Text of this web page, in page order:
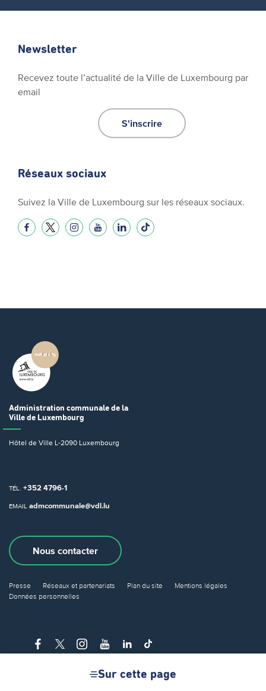
Sur cette page
Newsletter
Recevez toute l’actualité de la Ville de Luxembourg par
email
S'inscrire
Réseaux sociaux
Suivez la Ville de Luxembourg sur les réseaux sociaux.
Administration communale de la
Ville de Luxembourg
Hôtel de Ville L-2090 Luxembourg
TÉL. +352 4796-1
EMAIL admcommunale@vdl.lu
Nous contacter
Presse Réseaux et partenariats Plan du site
Mentions légales
Données personnelles